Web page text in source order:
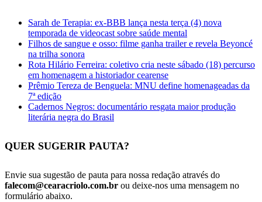
Sarah de Terapia: ex-BBB lança nesta terça (4) nova
temporada de videocast sobre saúde mental
Filhos de sangue e osso: filme ganha trailer e revela Beyoncé
na trilha sonora
Rota Hilário Ferreira: coletivo cria neste sábado (18) percurso
em homenagem a historiador cearense
Prêmio Tereza de Benguela: MNU define homenageadas da
7ª edição
Cadernos Negros: documentário resgata maior produção
literária negra do Brasil
QUER SUGERIR PAUTA?
Envie sua sugestão de pauta para nossa redação através do
falecom@cearacriolo.com.br ou deixe-nos uma mensagem no
formulário abaixo.